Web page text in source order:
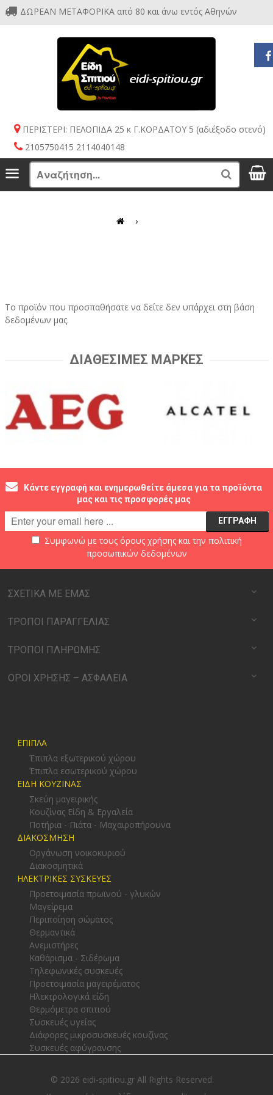
ΔΩΡΕΑΝ ΜΕΤΑΦΟΡΙΚΑ από 80 και άνω εντός Αθηνών
ΠΕΡΙΣΤΕΡΙ: ΠΕΛΟΠΙΔΑ 25 κ Γ.ΚΟΡΔΑΤΟΥ 5 (αδιέξοδο στενό)
2105750415 2114040148
Menu Search
›
Το προϊόν που προσπαθήσατε να δείτε δεν υπάρχει στη βάση
δεδομένων μας.
ΔΙΑΘΕΣΙΜΕΣ ΜΑΡΚΕΣ
Κάντε εγγραφή και ενημερωθείτε άμεσα για τα προϊόντα
μας και τις προσφορές μας
Συμφωνώ με τους όρους χρήσηςκαι την πολιτική
προσωπικών δεδομένων
ΣΧΕΤΙΚΑ ΜΕ ΕΜΑΣ
ΤΡΟΠΟΙ ΠΑΡΑΓΓΕΛΙΑΣ
ΤΡΟΠΟΙ ΠΛΗΡΩΜΗΣ
ΟΡΟΙ ΧΡΗΣΗΣ – ΑΣΦΑΛΕΙΑ
ΕΠΙΠΛΑ
Έπιπλα εξωτερικού χώρου
Έπιπλα εσωτερικού χώρου
ΕΙΔΗ ΚΟΥΖΙΝΑΣ
Σκεύη μαγειρικής
Κουζίνας Είδη & Εργαλεία
Ποτήρια - Πιάτα - Μαχαιροπήρουνα
ΔΙΑΚΟΣΜΗΣΗ
Οργάνωση νοικοκυριού
Διακοσμητικά
ΗΛΕΚΤΡΙΚΕΣ ΣΥΣΚΕΥΕΣ
Προετοιμασία πρωϊνού - γλυκών
Μαγείρεμα
Περιποίηση σώματος
Θερμαντικά
Ανεμιστήρες
Καθάρισμα - Σιδέρωμα
Τηλεφωνικές συσκευές
Προετοιμασία μαγειρέματος
Ηλεκτρολογικά είδη
Θερμόμετρα σπιτιού
Συσκευές υγείας
Διάφορες μικροσυσκευές κουζίνας
Συσκευές αφύγρανσης
© 2026 eidi-spitiou.gr All Rights Reserved.